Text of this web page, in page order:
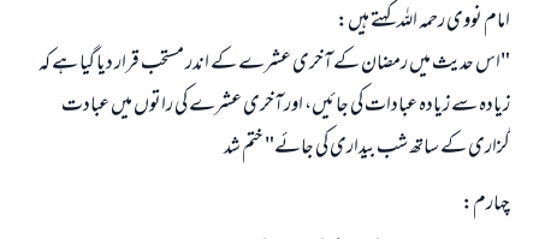
امام نووی رحمہ اللہ کہتے ہیں:
"اس حدیث میں رمضان کے آخری عشرے کے اندر مستحب قرار دیا گیا ہے کہ
زیادہ سے زیادہ عبادات کی جائیں، اور آخری عشرے کی راتوں میں عبادت
گزاری کے ساتھ شب بیداری کی جائے" ختم شد
چہارم: